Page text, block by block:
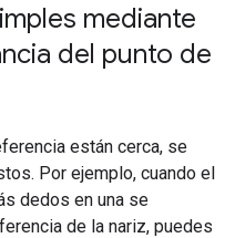
mediante
del punto de
están cerca, se
Por ejemplo, cuando el
dedos en una se
de la nariz, puedes